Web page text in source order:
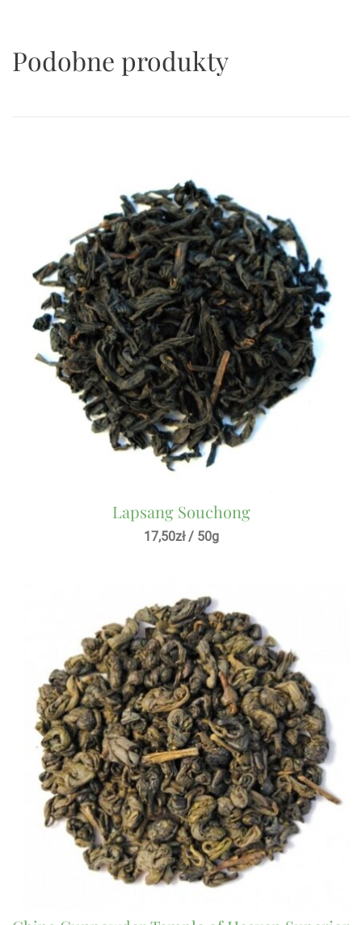
Podobne produkty
Lapsang Souchong
17,50zł/ 50g